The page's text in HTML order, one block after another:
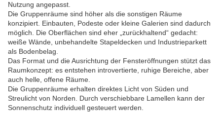
Nutzung angepasst.
Die Gruppenräume sind höher als die sonstigen Räume
konzipiert. Einbauten, Podeste oder kleine Galerien sind dadurch
möglich. Die Oberflächen sind eher „zurückhaltend“ gedacht:
weiße Wände, unbehandelte Stapeldecken und Industrieparkett
als Bodenbelag.
Das Format und die Ausrichtung der Fensteröffnungen stützt das
Raumkonzept: es entstehen introvertierte, ruhige Bereiche, aber
auch helle, offene Räume.
Die Gruppenräume erhalten direktes Licht von Süden und
Streulicht von Norden. Durch verschiebbare Lamellen kann der
Sonnenschutz individuell gesteuert werden.